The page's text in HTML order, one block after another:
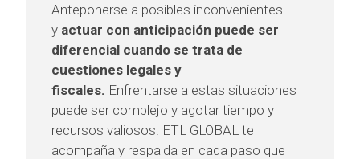
Anteponerse a posibles inconvenientes
y actuar con anticipación puede ser
diferencial cuando se trata de
cuestiones legales y
fiscales. Enfrentarse a estas situaciones
puede ser complejo y agotar tiempo y
recursos valiosos. ETL GLOBAL te
acompaña y respalda en cada paso que